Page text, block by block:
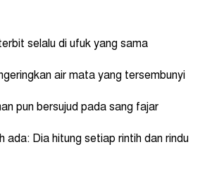
selalu di ufuk yang sama
air mata yang tersembunyi
pun bersujud pada sang fajar
ada: Dia hitung setiap rintih dan rindu